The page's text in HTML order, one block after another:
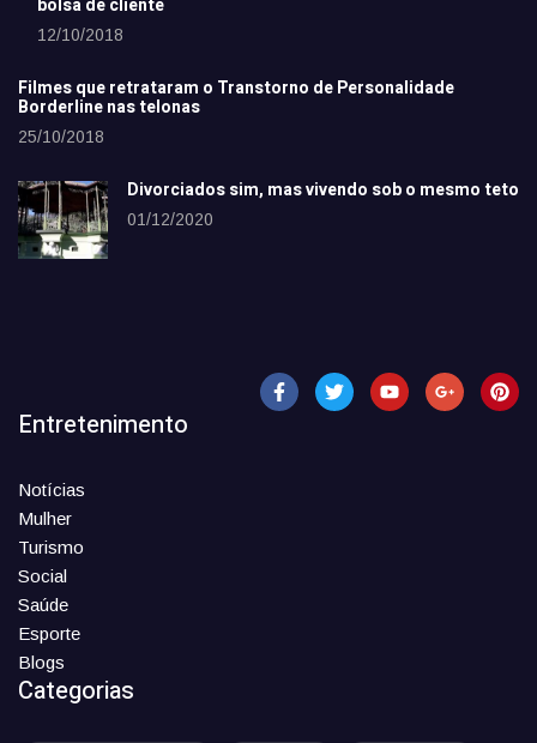
bolsa de cliente
12/10/2018
Filmes que retrataram o Transtorno de Personalidade
Borderline nas telonas
25/10/2018
Divorciados sim, mas vivendo sob o mesmo teto
01/12/2020
Entretenimento
Notícias
Mulher
Turismo
Social
Saúde
Esporte
Blogs
Categorias